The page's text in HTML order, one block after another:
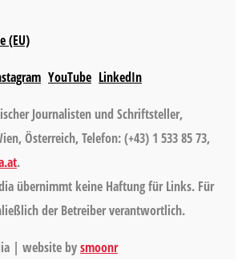
(EU)
YouTube LinkedIn
Journalisten und Schriftsteller,
Österreich, Telefon: (+43) 1 533 85 73,
.
übernimmt keine Haftung für Links. Für
der Betreiber verantwortlich.
| website bysmoonr